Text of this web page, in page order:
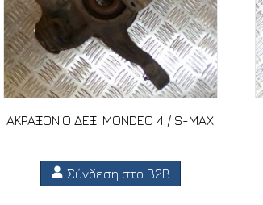
ΑΚΡΑΞΟΝΙΟ ΔΕΞΙ MONDEO 4 / S-MAX
Σύνδεση στο B2B